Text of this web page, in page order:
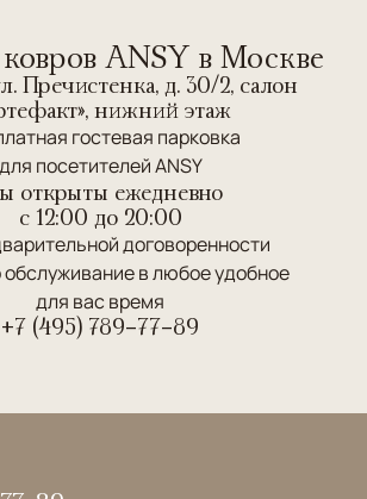
ANSY в Москве
Пречистенка, д. 30/2, салон
нижний этаж
гостевая парковка
для посетителей ANSY
открыты ежедневно
c 12:00 до 20:00
договоренности
в любое удобное
для вас время
+7 (495) 789-77-89